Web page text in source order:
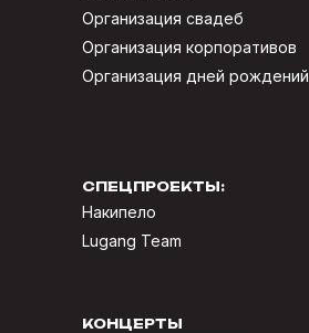
Организация свадеб
Организация корпоративов
Организация дней рождений
КОНЦЕРТЫ
СПЕЦПРОЕКТЫ:
Накипело
Lugang Team